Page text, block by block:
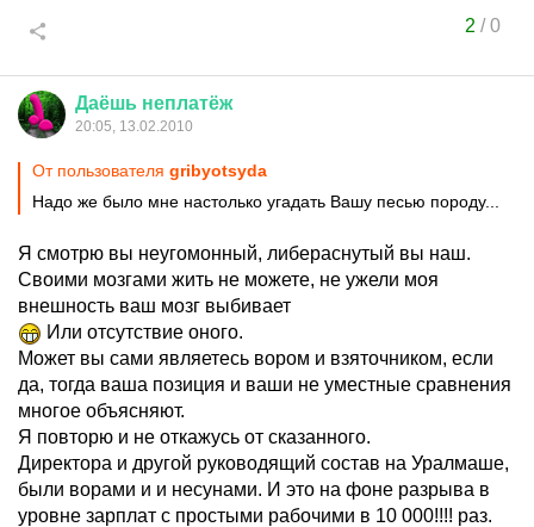
2 /0
Даёшь неплатёж
20:05, 13.02.2010
От пользователя gribyotsyda
Надо же было мне настолько угадать Вашу песью породу...
Я смотрю вы неугомонный, либераснутый вы наш.
Своими мозгами жить не можете, не ужели моя
внешность ваш мозг выбивает
Или отсутствие оного.
Может вы сами являетесь вором и взяточником, если
да, тогда ваша позиция и ваши не уместные сравнения
многое объясняют.
Я повторю и не откажусь от сказанного.
Директора и другой руководящий состав на Уралмаше,
были ворами и и несунами. И это на фоне разрыва в
уровне зарплат с простыми рабочими в 10 000!!!! раз.